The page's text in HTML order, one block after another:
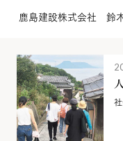
鹿島建設株式会社 鈴